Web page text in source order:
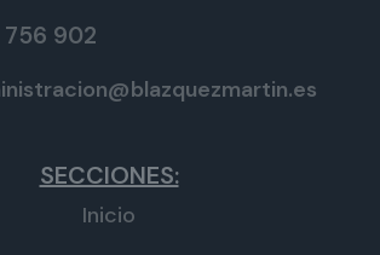
902
SECCIONES:
Inicio